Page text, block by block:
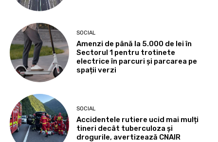
SOCIAL
Amenzi de până la 5.000 de lei în
Sectorul 1 pentru trotinete
electrice în parcuri și parcarea pe
spații verzi
SOCIAL
Accidentele rutiere ucid mai mulți
tineri decât tuberculoza și
drogurile, avertizează CNAIR